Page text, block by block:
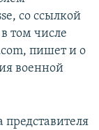
со ссылкой
том числе
пишет и о
военной